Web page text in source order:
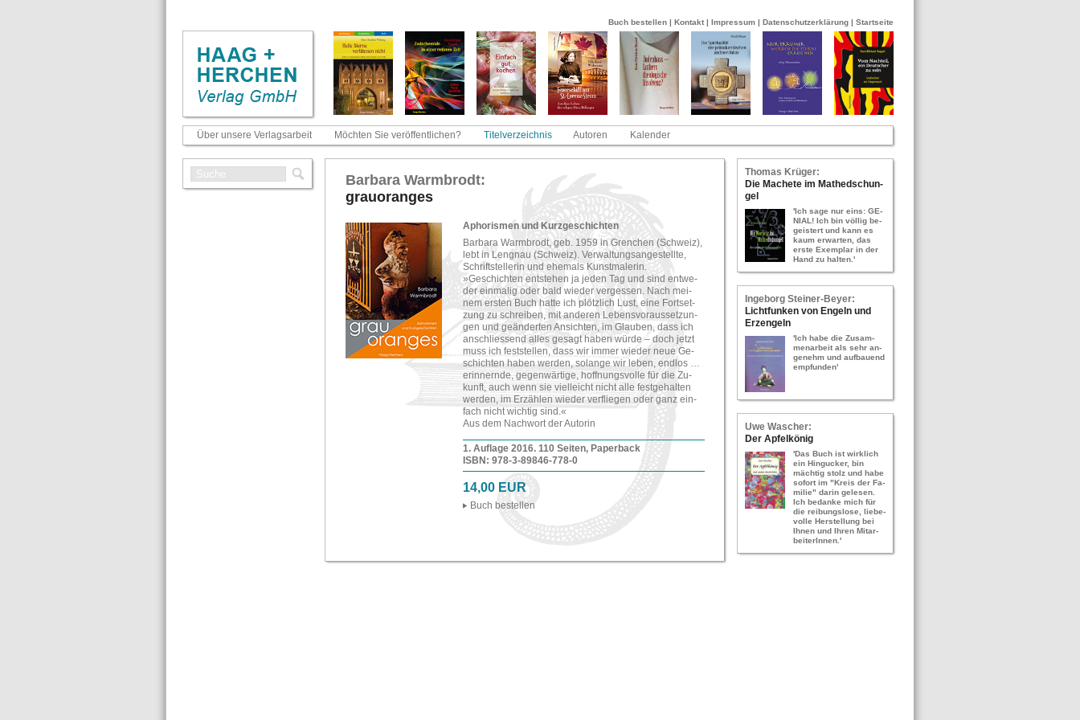
Buch bestellen | Kontakt | Impressum | Datenschutzerklärung | Startseite
Über unsere Verlagsarbeit Möchten Sie veröffentlichen? Titelverzeichnis Autoren Kalender
Tho­mas Krü­ger:
Die Ma­che­te im Ma­thed­schun­
gel
'Ich sage nur eins: GE­
NI­AL! Ich bin völ­lig be­
geis­tert und kann es
kaum er­war­ten, das
erste Ex­em­plar in der
Hand zu hal­ten.'
In­ge­borg Stei­ner-​Bey­er:
Licht­fun­ken von En­geln und
Erz­en­geln
'Ich habe die Zu­sam­
men­ar­beit als sehr an­
ge­nehm und auf­bau­end
emp­fun­den'
Uwe Wa­scher:
Der Ap­fel­kö­nig
'Das Buch ist wirk­lich
ein Hin­gu­cker, bin
mäch­tig stolz und habe
so­fort im "Kreis der Fa­
mi­lie" darin ge­le­sen.
Ich be­dan­ke mich für
die rei­bungs­lo­se, lie­be­
vol­le Her­stel­lung bei
Ihnen und Ihren Mit­ar­
bei­te­rIn­nen.'
Bar­ba­ra Warm­brodt:
grau­or­an­ges
Apho­ris­men und Kurz­ge­schich­ten
Bar­ba­ra Warm­brodt, geb. 1959 in Gren­chen (Schweiz),
lebt in Len­gnau (Schweiz). Ver­wal­tungs­an­ge­stell­te,
Schrift­stel­le­rin und ehe­mals Kunst­ma­le­rin.
»Ge­schich­ten ent­ste­hen ja jeden Tag und sind ent­we­
der ein­ma­lig oder bald wie­der ver­ges­sen. Nach mei­
nem ers­ten Buch hatte ich plötz­lich Lust, eine Fort­set­
zung zu schrei­ben, mit an­de­ren Le­bens­vor­aus­set­zun­
gen und ge­än­der­ten An­sich­ten, im Glau­ben, dass ich
an­schlies­send alles ge­sagt haben würde – doch jetzt
muss ich fest­stel­len, dass wir immer wie­der neue Ge­
schich­ten haben wer­den, so­lan­ge wir leben, end­los …
er­in­nern­de, ge­gen­wär­ti­ge, hoff­nungs­vol­le für die Zu­
kunft, auch wenn sie viel­leicht nicht alle fest­ge­hal­ten
wer­den, im Er­zäh­len wie­der ver­flie­gen oder ganz ein­
fach nicht wich­tig sind.«
Aus dem Nach­wort der Au­to­rin
1. Auf­la­ge 2016. 110 Sei­ten, Pa­per­back
ISBN: 978-​3-​89846-​778-​0
14,00 EUR
Buch be­stel­len